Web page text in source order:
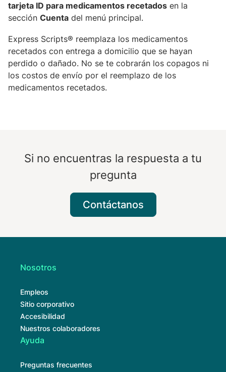
tarjeta ID para medicamentos recetados en la
sección Cuenta del menú principal.
Express Scripts® reemplaza los medicamentos
recetados con entrega a domicilio que se hayan
perdido o dañado. No se te cobrarán los copagos ni
los costos de envío por el reemplazo de los
medicamentos recetados.
Si no encuentras la respuesta a tu
pregunta
Contáctanos
Nosotros
Empleos
Sitio corporativo
Accesibilidad
Nuestros colaboradores
Ayuda
Preguntas frecuentes